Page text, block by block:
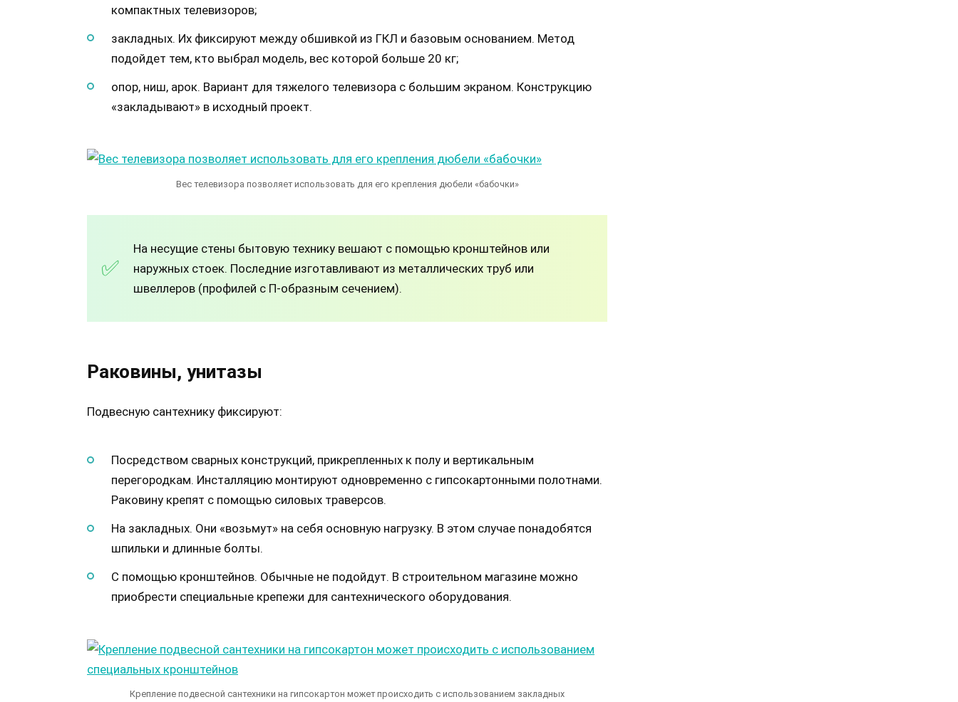
компактных телевизоров;
закладных. Их фиксируют между обшивкой из ГКЛ и базовым основанием. Метод
подойдет тем, кто выбрал модель, вес которой больше 20 кг;
опор, ниш, арок. Вариант для тяжелого телевизора с большим экраном. Конструкцию
«закладывают» в исходный проект.
Вес телевизора позволяет использовать для его крепления дюбели «бабочки»
На несущие стены бытовую технику вешают с помощью кронштейнов или
наружных стоек. Последние изготавливают из металлических труб или
швеллеров (профилей с П-образным сечением).
Раковины, унитазы
Подвесную сантехнику фиксируют:
Посредством сварных конструкций, прикрепленных к полу и вертикальным
перегородкам. Инсталляцию монтируют одновременно с гипсокартонными полотнами.
Раковину крепят с помощью силовых траверсов.
На закладных. Они «возьмут» на себя основную нагрузку. В этом случае понадобятся
шпильки и длинные болты.
С помощью кронштейнов. Обычные не подойдут. В строительном магазине можно
приобрести специальные крепежи для сантехнического оборудования.
Крепление подвесной сантехники на гипсокартон может происходить с использованием закладных